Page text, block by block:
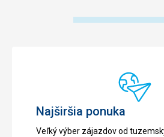
Najširšia ponuka
Veľký výber zájazdov od